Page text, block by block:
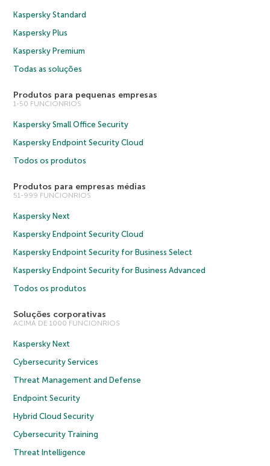
Kaspersky Standard
Kaspersky Plus
Kaspersky Premium
Todas as soluções
Produtos para pequenas empresas
1-50 FUNCIONRIOS
Kaspersky Small Office Security
Kaspersky Endpoint Security Cloud
Todos os produtos
Produtos para empresas médias
51-999 FUNCIONRIOS
Kaspersky Next
Kaspersky Endpoint Security Cloud
Kaspersky Endpoint Security for Business Select
Kaspersky Endpoint Security for Business Advanced
Todos os produtos
Soluções corporativas
ACIMA DE 1000 FUNCIONRIOS
Kaspersky Next
Cybersecurity Services
Threat Management and Defense
Endpoint Security
Hybrid Cloud Security
Cybersecurity Training
Threat Intelligence